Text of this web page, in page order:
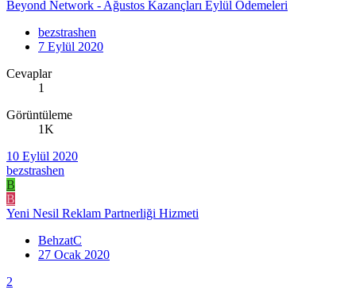
Beyond Network - Ağustos Kazançları Eylül Ödemeleri
bezstrashen
7 Eylül 2020
Cevaplar
1
Görüntüleme
1K
10 Eylül 2020
bezstrashen
B
B
Yeni Nesil Reklam Partnerliği Hizmeti
BehzatC
27 Ocak 2020
2